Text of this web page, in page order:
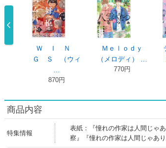
Ｍｅｌｏｄｙ
（メロディ） …
デラックスベツ
コミ ２０２ …
Ｃｈ
（チ
商品内容
特集情報
表紙：『憧れの作家は人間じゃ
察』『憧れの作家は人間じゃあり